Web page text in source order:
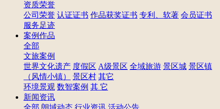
资质荣誉
公司荣誉 认证证书 作品获奖证书 专利、软著 会员证书
服务足迹
案例作品
全部
文旅案例
世界文化遗产 度假区 A级景区 全域旅游 景区城 景区镇
（风情小镇）
景区村 其它
环境景观 数智案例 其 它
新闻资讯
全部 朗域动态 行业资讯 活动公告